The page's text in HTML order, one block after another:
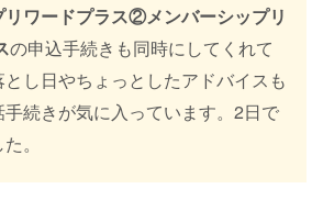
ワードプラス②メンバーシップリ
の申込手続きも同時にしてくれて
し日やちょっとしたアドバイスも
手続きが気に入っています。2日で
。